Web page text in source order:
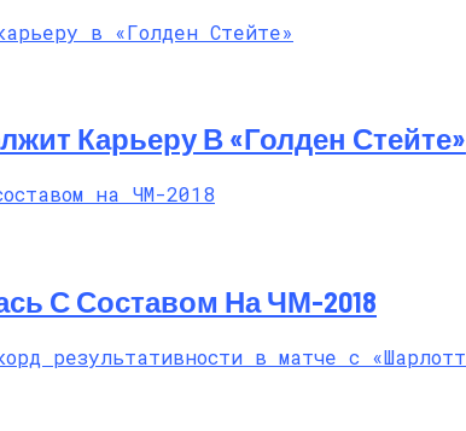
Карьеру В «Голден Стейте»
С Составом На ЧМ-2018